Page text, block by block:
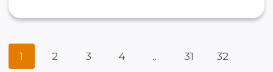
1 2 3 4 … 31 32